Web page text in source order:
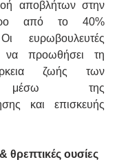
αποβλήτων στην
από το 40%
ευρωβουλευτές
προωθήσει τη
ζωής των
μέσω της
και επισκευής
θρεπτικές ουσίες